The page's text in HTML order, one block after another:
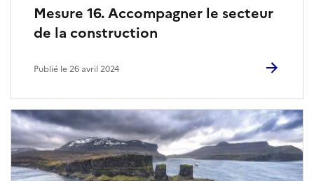
Mesure 16. Accompagner le secteur
de la construction
Publié le 26 avril 2024